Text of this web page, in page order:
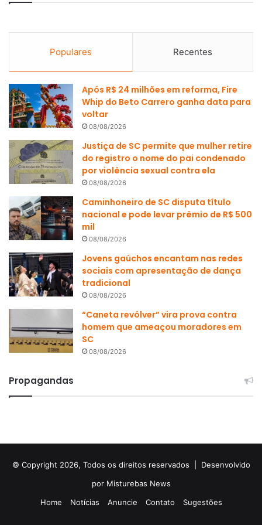
Populares Recentes
Após R$ 24 milhões em reforma, Fire
Whip do Beto Carrero ganha data para
voltar
08/08/2026
Justiça de SC permite que mulher retire
do registro o nome do pai condenado
por violência sexual contra ela
08/08/2026
Caminhoneiro de SC disputa título
nacional e pode levar prêmio de R$ 500
mil
08/08/2026
Jovens gaúchos encantam nas redes
sociais com apresentação de dança
tradicional
08/08/2026
“Caneta revólver” vira prova contra
homem que ameaçou moradores em
SC
08/08/2026
Propagandas
© Copyright 2026, Todos os direitos reservados | Desenvolvido
por Misturebas News
Home
Notícias Anuncie Contato Sugestões